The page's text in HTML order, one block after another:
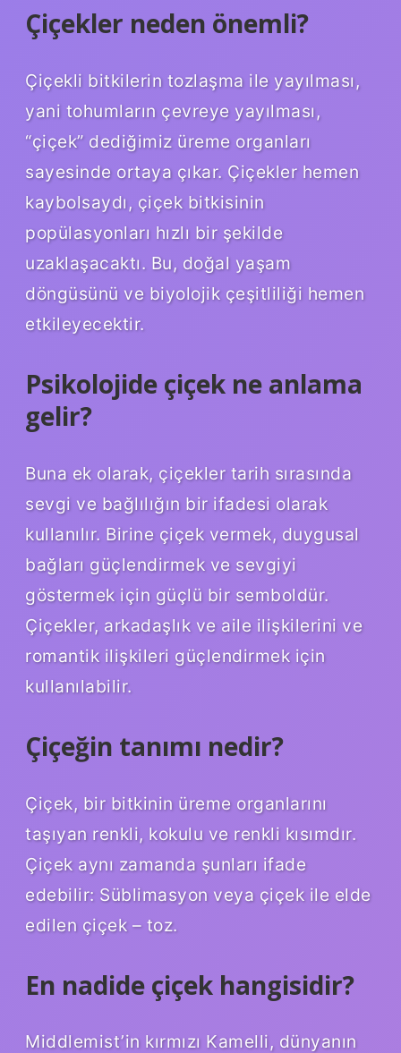
Çiçekler neden önemli?
Çiçekli bitkilerin tozlaşma ile yayılması,
yani tohumların çevreye yayılması,
“çiçek” dediğimiz üreme organları
sayesinde ortaya çıkar. Çiçekler hemen
kaybolsaydı, çiçek bitkisinin
popülasyonları hızlı bir şekilde
uzaklaşacaktı. Bu, doğal yaşam
döngüsünü ve biyolojik çeşitliliği hemen
etkileyecektir.
Psikolojide çiçek ne anlama
gelir?
Buna ek olarak, çiçekler tarih sırasında
sevgi ve bağlılığın bir ifadesi olarak
kullanılır. Birine çiçek vermek, duygusal
bağları güçlendirmek ve sevgiyi
göstermek için güçlü bir semboldür.
Çiçekler, arkadaşlık ve aile ilişkilerini ve
romantik ilişkileri güçlendirmek için
kullanılabilir.
Çiçeğin tanımı nedir?
Çiçek, bir bitkinin üreme organlarını
taşıyan renkli, kokulu ve renkli kısımdır.
Çiçek aynı zamanda şunları ifade
edebilir: Süblimasyon veya çiçek ile elde
edilen çiçek – toz.
En nadide çiçek hangisidir?
Middlemist’in kırmızı Kamelli, dünyanın